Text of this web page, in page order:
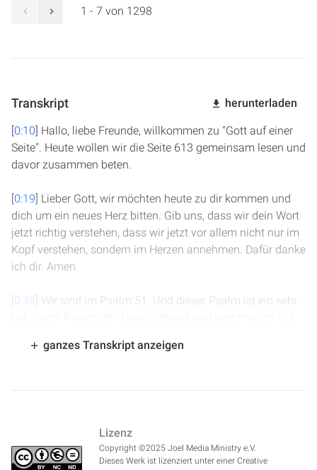
1 - 7 von 1298
Transkript herunterladen
[0:10] Hallo, liebe Freunde, willkommen zu "Gott auf einer
Seite". Heute wollen wir die Seite 613 gemeinsam lesen und
davor zusammen beten.
[0:19] Lieber Gott, wir möchten heute zu dir kommen und
dich um ein neues Herz bitten. Gib uns, dass wir dein Wort
jetzt richtig verstehen, dass wir jetzt vor allem nicht nur im
Kopf verstehen, sondern im Herzen annehmen. Dafür danke
ich dir. Amen.
[0:38] Wir sind im Psalm 51. Und dieser Psalm ist ein sehr
nämlich nachdem er Urija umgebracht hat und Batseba
inniges Gebet zu Gott und man merkt richtig, wie David neu
anfängt und einen Neuanfang möchte, nachdem Nathan
ganzes Transkript anzeigen
Lizenz
Copyright ©2025 Joel Media Ministry e.V.
Dieses Werk ist lizenziert unter einer Creative